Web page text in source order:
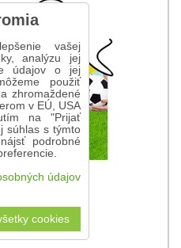
futbalu
vašej
analýzu jej
údajov o jej
použiť
zhromaždené
v EÚ, USA
na "Prijať
súhlas s týmto
podrobné
údajov
cookies